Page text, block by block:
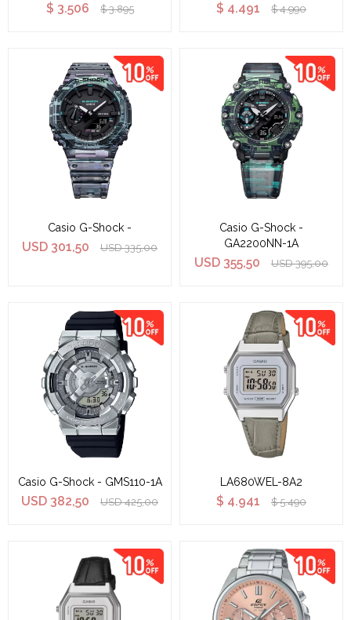
$ 3.506 $ 3.895 $ 4.491 $ 4.990
Casio G-Shock -
USD 301,50 USD 335,00
Casio G-Shock -
GA2200NN-1A
USD 355,50 USD 395,00
Casio G-Shock - GMS110-1A
USD 382,50 USD 425,00
LA680WEL-8A2
$ 4.941 $ 5.490